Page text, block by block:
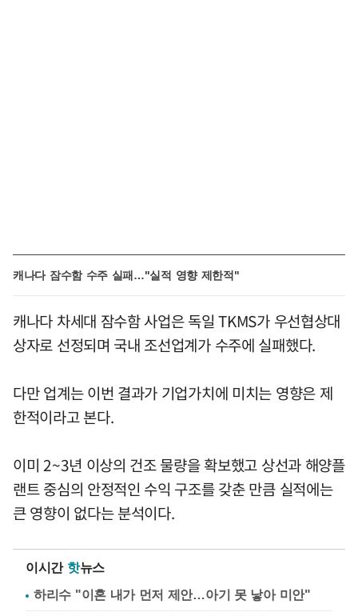
캐나다 잠수함 수주 실패…"실적 영향 제한적"
캐나다 차세대 잠수함 사업은 독일 TKMS가 우선협상대
상자로 선정되며 국내 조선업계가 수주에 실패했다.
다만 업계는 이번 결과가 기업가치에 미치는 영향은 제
한적이라고 본다.
이미 2~3년 이상의 건조 물량을 확보했고 상선과 해양플
랜트 중심의 안정적인 수익 구조를 갖춘 만큼 실적에는
큰 영향이 없다는 분석이다.
이시간 핫뉴스
하리수 "이혼 내가 먼저 제안…아기 못 낳아 미안"